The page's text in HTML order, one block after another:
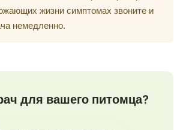
жизни симптомах звоните и
немедленно.
для вашего питомца?